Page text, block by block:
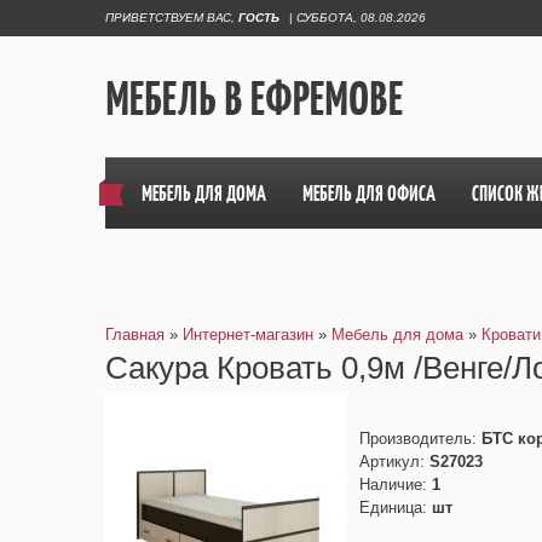
ПРИВЕТСТВУЕМ ВАС ГОСТЬ | СУББОТА, 08.08.2026
МЕБЕЛЬ В ЕФРЕМОВЕ
МЕБЕЛЬ ДЛЯ ДОМА МЕБЕЛЬ ДЛЯ ОФИСА СПИСОК
Главная » Интернет-магазин » Мебель для дома » Кровати
Сакура Кровать 0,9м /Венге/
Производитель: БТС
Артикул: S27023
Наличие: 1
Единица: шт